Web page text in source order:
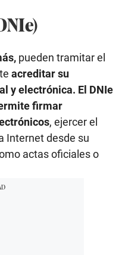
pueden tramitar el
acreditar su
y electrónica. El DNIe
firmar
, ejercer el
Internet desde su
actas oficiales o